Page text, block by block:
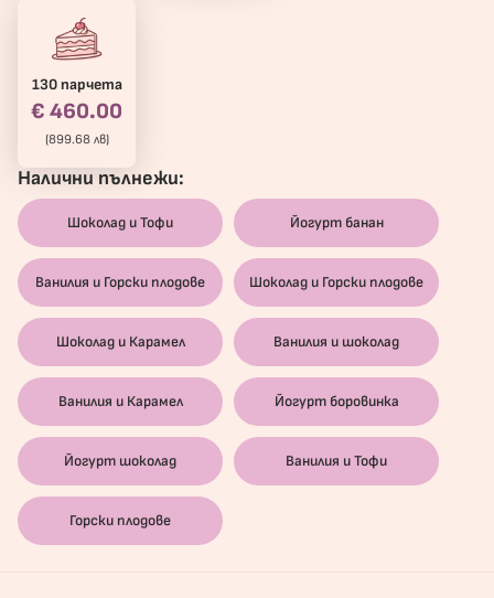
130 парчета
€ 460.00
(899.68 лв)
Налични пълнежи:
Шоколад и Тофи Йогурт банан
Ванилия и Горски плодове Шоколад и Горски плодове
Шоколад и Карамел Ванилия и шоколад
Ванилия и Карамел Йогурт боровинка
Йогурт шоколад Ванилия и Тофи
Горски плодове